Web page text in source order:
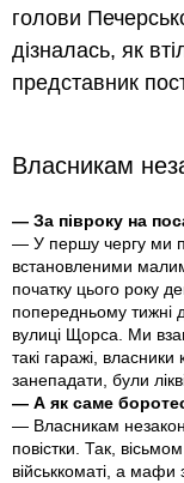
голови
дізналась, як
представник
Власникам
— За півроку на
— У першу чергу ми
встановленими
початку цього року
попередньому тижні
вулиці Щорса. Ми
такі гаражі,
занепадати, були
— А як саме
— Власникам
повістки. Так,
військкоматі, а